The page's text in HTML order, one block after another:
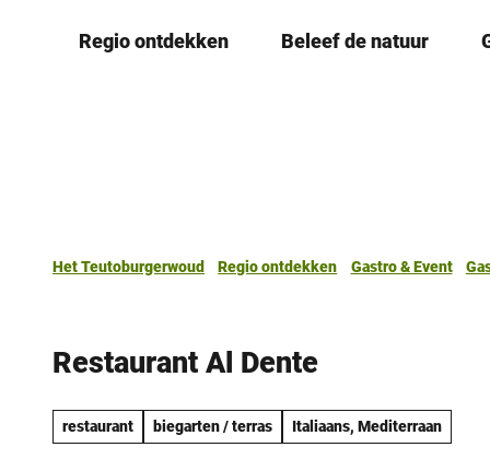
Regio ontdekken Beleef de natuur
Het Teutoburgerwoud Regio ontdekken Gastro & Event
Restaurant Al Dente
restaurant biegarten / terras Italiaans, Mediterraan